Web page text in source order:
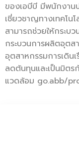
ของเอบีบี มีพนักงาน
เชี่ยวชาญทางเทคโนโ
สามารถช่วยให้กระบ
กระบวนการผลิตอุต
อุตสาหกรรมการเดิน
ลดต้นทุนและเป็นมิตร
แวดล้อม go.abb/